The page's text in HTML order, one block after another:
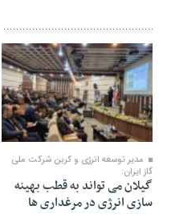
۰۵ بهمن ۱۴۰۴
مدیر توسعه انرژی و کربن شرکت ملی
گاز ایران:
گیلان می تواند به قطب بهینه
سازی انرژی در مرغداری ها